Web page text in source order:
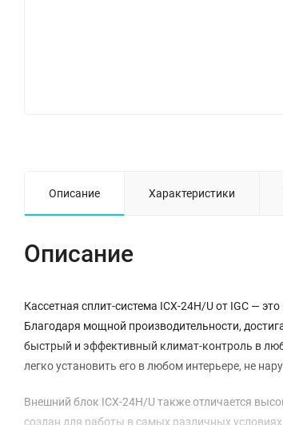
Описание Характеристики
Описание
Кассетная сплит-система ICX-24H/U от IGC —
Благодаря мощной производительности,
быстрый и эффективный климат-контроль в
легко установить его в любом интерьере, не
Внешний блок ICX-24H/U также отличается
создан для работы в самых различных